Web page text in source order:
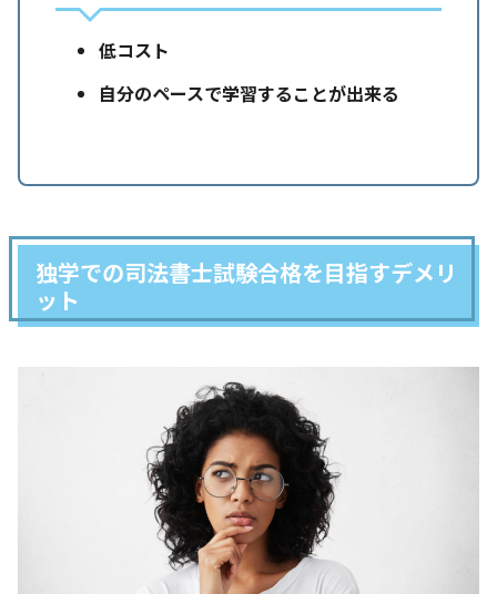
低コスト
自分のペースで学習することが出来る
独学での司法書士試験合格を目指すデメリ
ット